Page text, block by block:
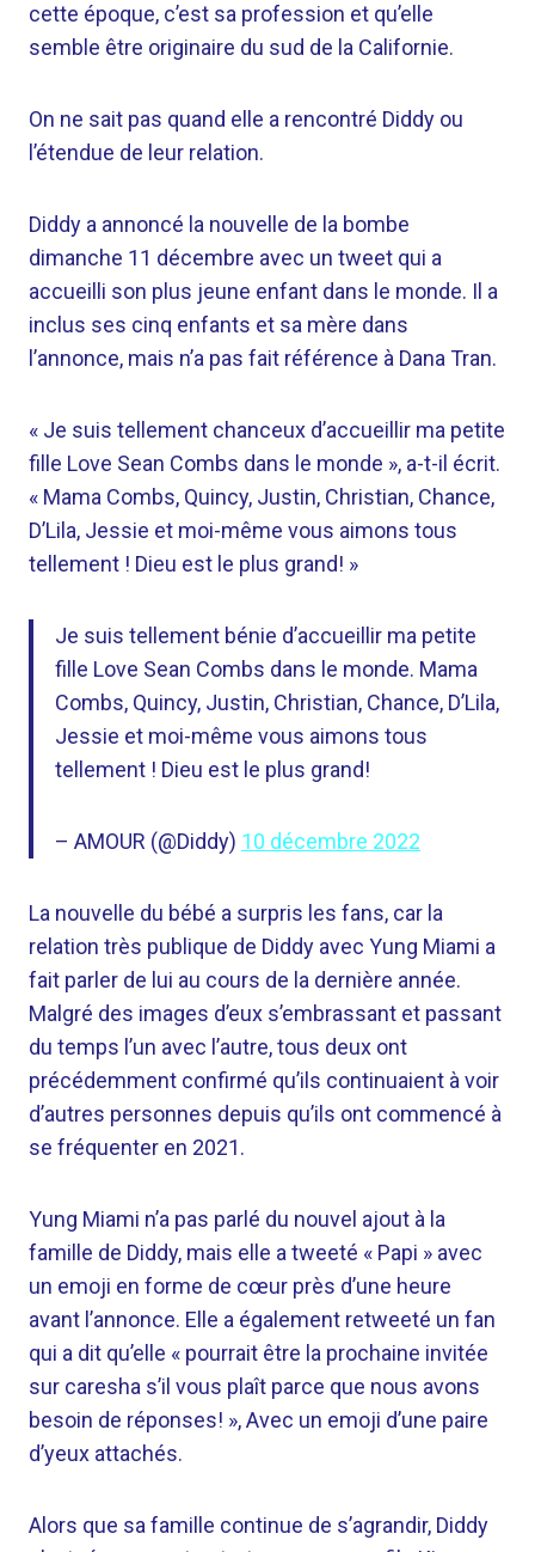
cette époque, c’est sa profession et qu’elle
semble être originaire du sud de la Californie.
On ne sait pas quand elle a rencontré Diddy ou
l’étendue de leur relation.
Diddy a annoncé la nouvelle de la bombe
dimanche 11 décembre avec un tweet qui a
accueilli son plus jeune enfant dans le monde. Il a
inclus ses cinq enfants et sa mère dans
l’annonce, mais n’a pas fait référence à Dana Tran.
« Je suis tellement chanceux d’accueillir ma petite
fille Love Sean Combs dans le monde », a-t-il écrit.
« Mama Combs, Quincy, Justin, Christian, Chance,
D’Lila, Jessie et moi-même vous aimons tous
tellement ! Dieu est le plus grand! »
Je suis tellement bénie d’accueillir ma petite
fille Love Sean Combs dans le monde. Mama
Combs, Quincy, Justin, Christian, Chance, D’Lila,
Jessie et moi-même vous aimons tous
tellement ! Dieu est le plus grand!
– AMOUR (@Diddy) 10 décembre 2022
La nouvelle du bébé a surpris les fans, car la
relation très publique de Diddy avec Yung Miami a
fait parler de lui au cours de la dernière année.
Malgré des images d’eux s’embrassant et passant
du temps l’un avec l’autre, tous deux ont
précédemment confirmé qu’ils continuaient à voir
d’autres personnes depuis qu’ils ont commencé à
se fréquenter en 2021.
Yung Miami n’a pas parlé du nouvel ajout à la
famille de Diddy, mais elle a tweeté « Papi » avec
un emoji en forme de cœur près d’une heure
avant l’annonce. Elle a également retweeté un fan
qui a dit qu’elle « pourrait être la prochaine invitée
sur caresha s’il vous plaît parce que nous avons
besoin de réponses! », Avec un emoji d’une paire
d’yeux attachés.
Alors que sa famille continue de s’agrandir, Diddy